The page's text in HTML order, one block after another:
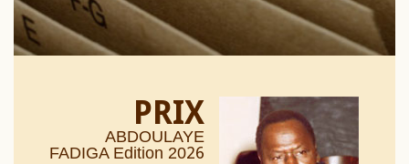
PRIX
ABDOULAYE
FADIGA Edition 2026